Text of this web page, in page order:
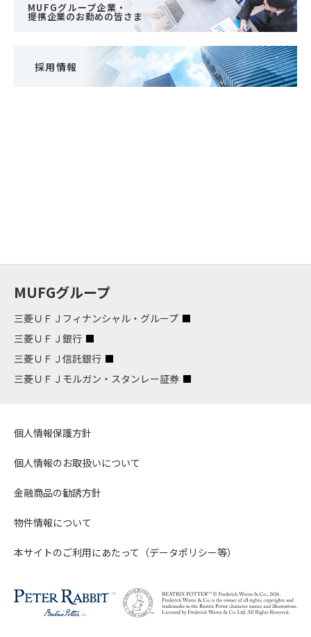
MUFGグループ企業・
提携企業のお勤めの皆さま
採用情報
MUFGグループ
三菱ＵＦＪフィナンシャル・グループ
三菱ＵＦＪ銀行
三菱ＵＦＪ信託銀行
三菱ＵＦＪモルガン・スタンレー証券
個人情報保護方針
個人情報のお取扱いについて
金融商品の勧誘方針
物件情報について
本サイトのご利用にあたって（データポリシー等）